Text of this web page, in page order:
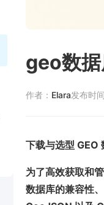
geo数
作者： Elara发布时
下载与选型 GEO
为了高效获取和
数据库的兼容性